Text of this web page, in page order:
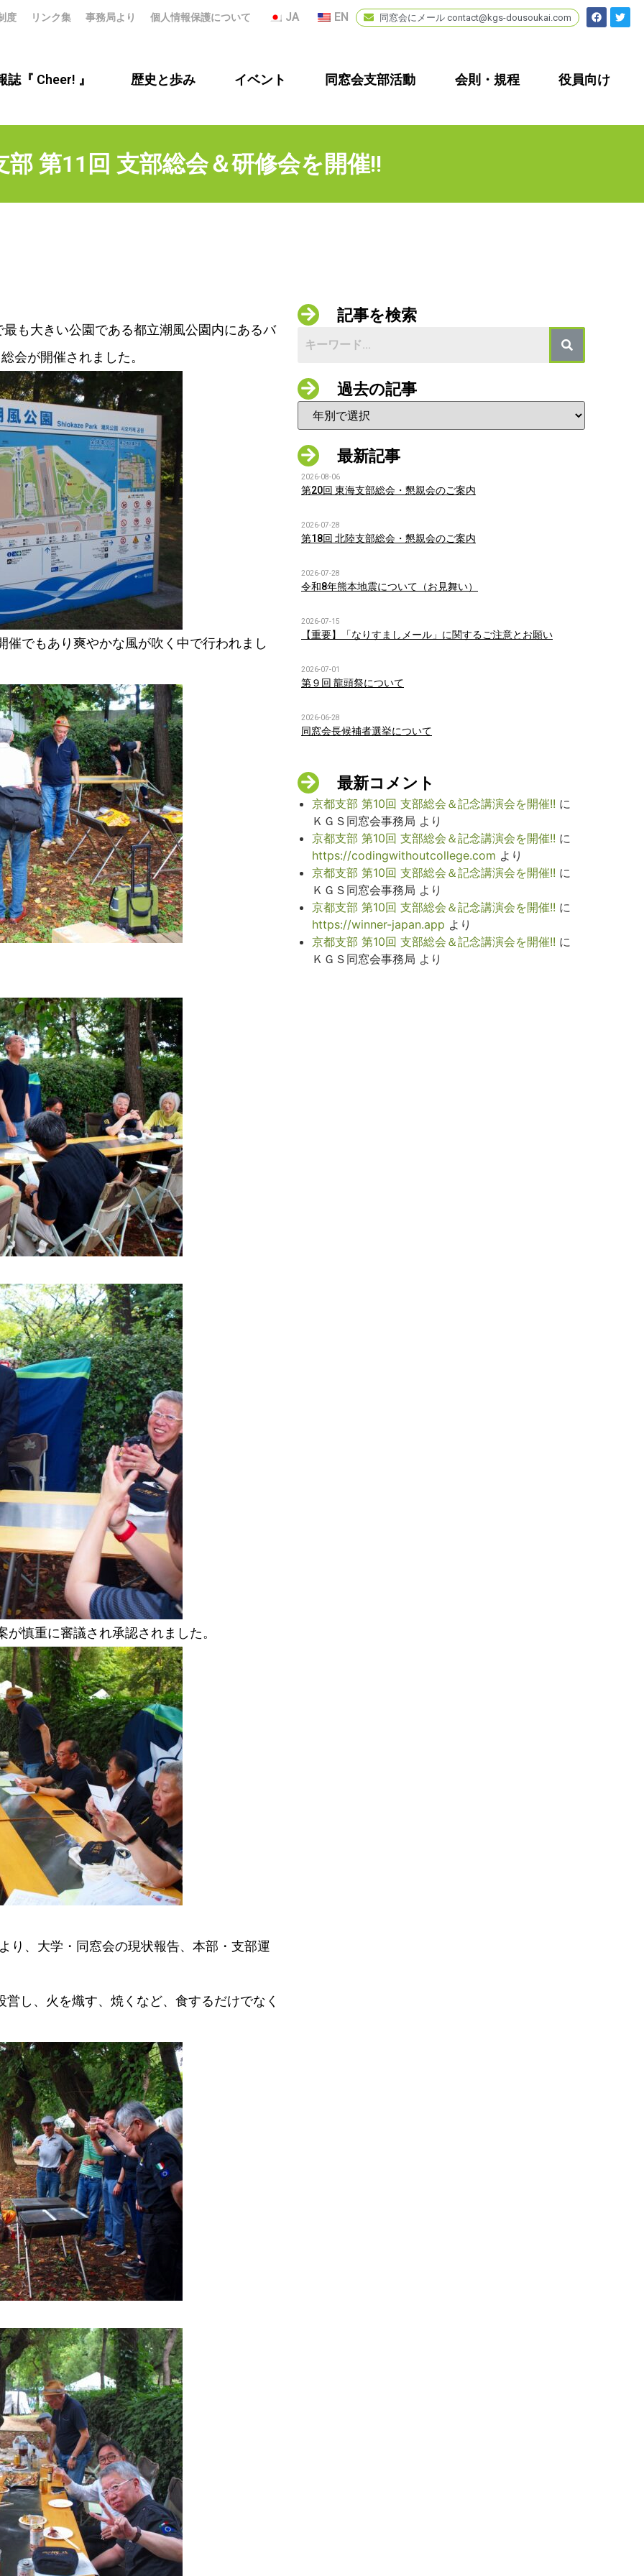
度 リンク集 事務局より 個人情報保護について JA EN 同窓会にメール contact@kgs-dousoukai.com
誌『 Cheer! 』 歴史と歩み イベント 同窓会支部活動 会則・規程 役員向け
部 第11回 支部総会＆研修会を開催!!
も大きい公園である都立潮風公園内にあるバ
会が開催されました。
でもあり爽やかな風が吹く中で行われまし
慎重に審議され承認されました。
り、大学・同窓会の現状報告、本部・支部運
し、火を熾す、焼くなど、食するだけでなく
記事を検索
過去の記事
最新記事
2026-08-06
第20回 東海支部総会・懇親会のご案内
2026-07-28
第18回 北陸支部総会・懇親会のご案内
2026-07-28
令和8年熊本地震について（お見舞い）
2026-07-15
【重要】「なりすましメール」に関するご注意とお願い
2026-07-01
第９回 龍頭祭について
2026-06-28
同窓会長候補者選挙について
最新コメント
京都支部 第10回 支部総会＆記念講演会を開催!! に
ＫＧＳ同窓会事務局 より
京都支部 第10回 支部総会＆記念講演会を開催!! に
https://codingwithoutcollege.com より
京都支部 第10回 支部総会＆記念講演会を開催!! に
ＫＧＳ同窓会事務局 より
京都支部 第10回 支部総会＆記念講演会を開催!! に
https://winner-japan.app より
京都支部 第10回 支部総会＆記念講演会を開催!! に
ＫＧＳ同窓会事務局 より